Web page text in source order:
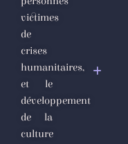
victimes
de
crises
humanitaires,
et le
développement
de la
culture